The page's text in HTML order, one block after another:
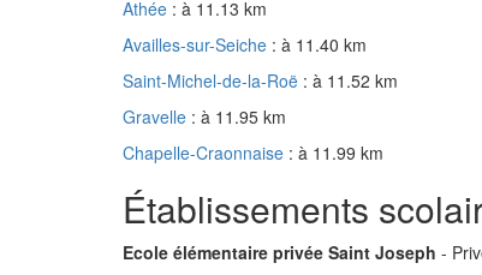
Athée : à 11.13 km
Availles-sur-Seiche : à 11.40 km
Saint-Michel-de-la-Roë : à 11.52 km
Gravelle : à 11.95 km
Chapelle-Craonnaise : à 11.99 km
Établissements
Ecole élémentaire privée Saint Joseph -